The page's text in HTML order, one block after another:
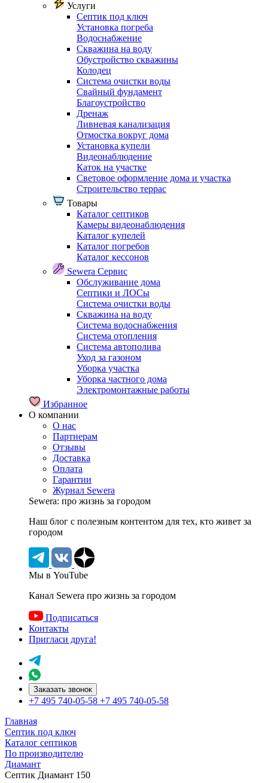
Услуги
Септик под ключ
Установка погреба
Водоснабжение
Скважина на воду
Обустройство скважины
Колодец
Система очистки воды
Свайный фундамент
Благоустройство
Дренаж
Ливневая канализация
Отмостка вокруг дома
Установка купели
Видеонаблюдение
Каток на участке
Световое оформление дома и участка
Строительство террас
Товары
Каталог септиков
Камеры видеонаблюдения
Каталог купелей
Каталог погребов
Каталог кессонов
Sewera Сервис
Обслуживание дома
Септики и ЛОСы
Система очистки воды
Скважина на воду
Система водоснабжения
Система отопления
Система автополива
Уход за газоном
Уборка участка
Уборка частного дома
Электромонтажные работы
Избранное
О компании
О нас
Партнерам
Отзывы
Доставка
Оплата
Гарантии
Журнал Sewera
Sewera: про жизнь за городом
Наш блог c полезным контентом для тех, кто живет за
городом
Мы в YouTube
Канал Sewera про жизнь за городом
Подписаться
Контакты
Пригласи друга!
Заказать звонок
+7 495 740-05-58 +7 495 740-05-58
Главная
Септик под ключ
Каталог септиков
По производителю
Диамант
Септик Диамант 150